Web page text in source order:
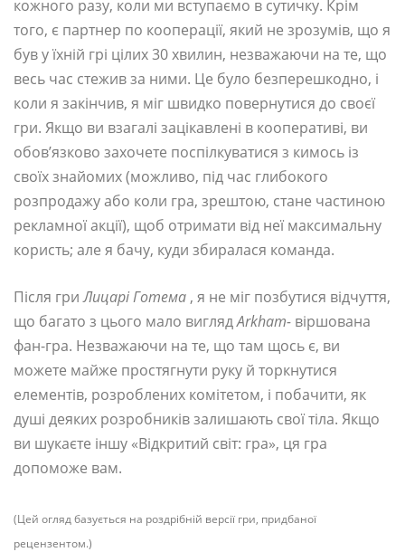
кожного разу, коли ми вступаємо в сутичку. Крім
того, є партнер по кооперації, який не зрозумів, що я
був у їхній грі цілих 30 хвилин, незважаючи на те, що
весь час стежив за ними. Це було безперешкодно, і
коли я закінчив, я міг швидко повернутися до своєї
гри. Якщо ви взагалі зацікавлені в кооперативі, ви
обов’язково захочете поспілкуватися з кимось із
своїх знайомих (можливо, під час глибокого
розпродажу або коли гра, зрештою, стане частиною
рекламної акції), щоб отримати від неї максимальну
користь; але я бачу, куди збиралася команда.
Після гриЛицарі Готема , я не міг позбутися відчуття,
що багато з цього мало виглядArkham- віршована
фан-гра. Незважаючи на те, що там щось є, ви
можете майже простягнути руку й торкнутися
елементів, розроблених комітетом, і побачити, як
душі деяких розробників залишають свої тіла. Якщо
ви шукаєте іншу «Відкритий світ: гра», ця гра
допоможе вам.
(Цей огляд базується на роздрібній версії гри, придбаної
рецензентом.)